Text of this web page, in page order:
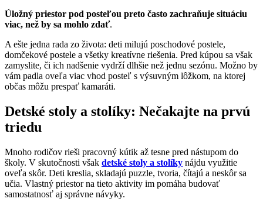
Úložný priestor pod posteľou preto často zachraňuje situáciu
viac, než by sa mohlo zdať.
A ešte jedna rada zo života: deti milujú poschodové postele,
domčekové postele a všetky kreatívne riešenia. Pred kúpou sa však
zamyslite, či ich nadšenie vydrží dlhšie než jednu sezónu. Možno by
vám padla oveľa viac vhod posteľ s výsuvným lôžkom, na ktorej
občas môžu prespať kamaráti.
Detské stoly a stolíky: Nečakajte na prvú
triedu
Mnoho rodičov rieši pracovný kútik až tesne pred nástupom do
školy. V skutočnosti však detské stoly a stolíky nájdu využitie
oveľa skôr. Deti kreslia, skladajú puzzle, tvoria, čítajú a neskôr sa
učia. Vlastný priestor na tieto aktivity im pomáha budovať
samostatnosť aj správne návyky.